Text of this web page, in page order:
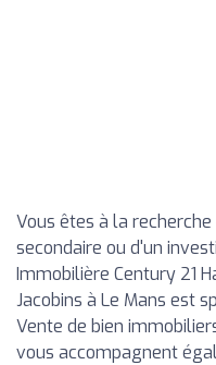
Vous êtes à la
secondaire ou d'un
Immobilière Century 21
Jacobins à Le Mans est
Vente de bien
vous accompagnent